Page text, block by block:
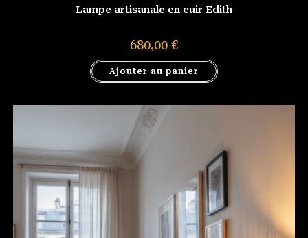
Lampe artisanale en cuir Edith
680,00 €
Ajouter au panier